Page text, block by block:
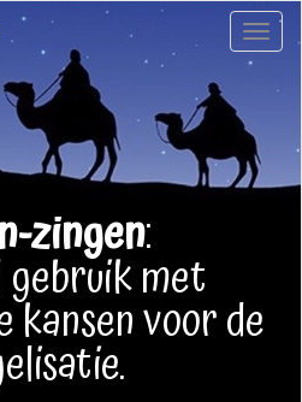
zingen:
met
kansen voor de